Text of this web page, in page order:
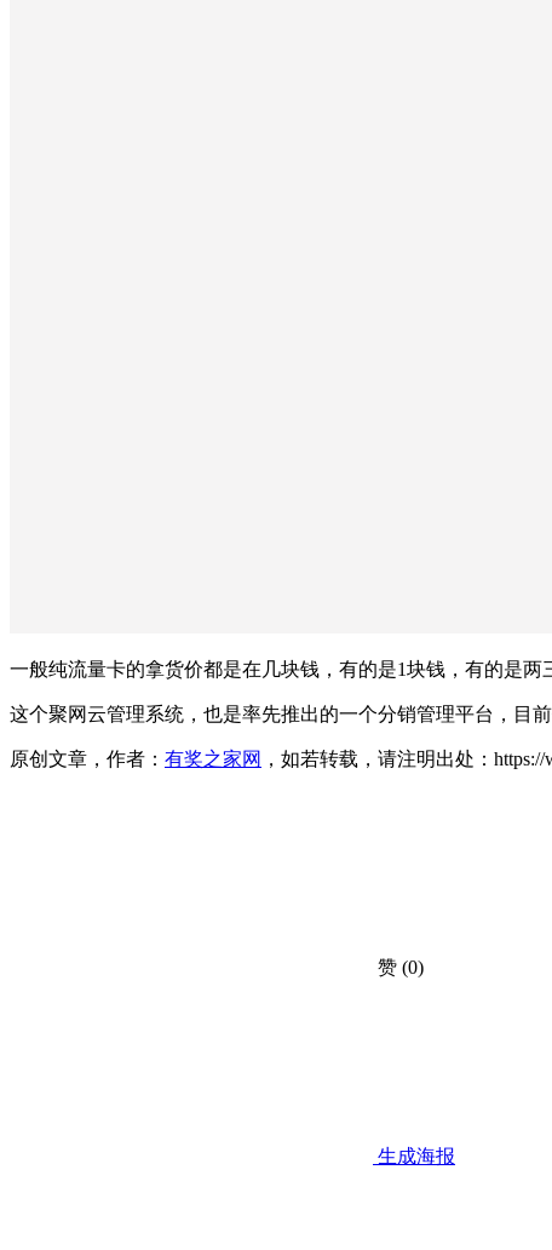
一般纯流量卡的拿货价都是在几块钱，有的是1块钱，有的是
这个聚网云管理系统，也是率先推出的一个分销管理平台，目
原创文章，作者： 有奖之家网 ，如若转载，请注明出处：https://
赞 (0)
生成海报